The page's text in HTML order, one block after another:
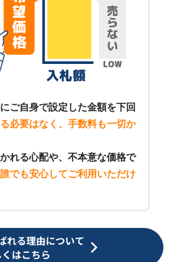
ご自身で設定した金額を下回
必要はなく、手数料も一切か
れる心配や、不本意な価格で
誰でも安心してご利用いただけ
れる理由について
はこちら